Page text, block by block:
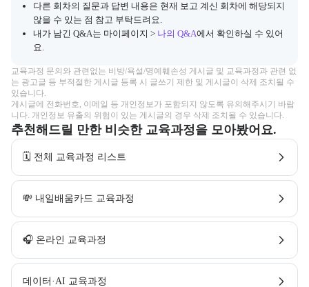
다른 회차의 질문과 답변 내용은 현재 보고 계신 회차에 해당되지
않을 수 있는 점 참고 부탁드려요.
내가 남긴 Q&A는 마이페이지 > 나의 Q&A에서 확인하실 수 있어
요.
교육과정 문의와 관련없는 비방/욕설/명예훼손성 게시글 및 교육과정과 관련 없
는 광고글 등 부적절한 게시글 등록 시 글쓰기 제한 및 게시글이 삭제 조치될 수
있습니다.
게시글에 전화번호, 이메일 등 개인정보가 포함되지 않도록 유의해주시기 바랍
니다. 개인정보 유출의 위험이 있는 게시글의 경우 삭제 조치될 수 있습니다.
추천해드릴 만한 비슷한 교육과정을 모아봤어요.
🗓️ 전체 교육과정 리스트
💸 내일배움카드 교육과정
🎧 온라인 교육과정
데이터·AI 교육과정